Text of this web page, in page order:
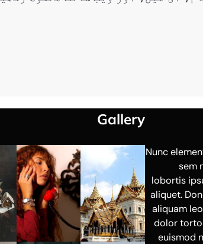
Nunc
sem
lobortis
aliquet.
aliquam
dolor
euismod
Gallery